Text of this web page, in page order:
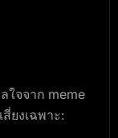
ใจจาก meme
ยงเฉพาะ: